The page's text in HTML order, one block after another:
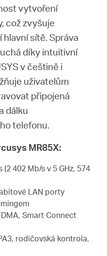
vytvoření
což zvyšuje
sítě. Správa
díky intuitivní
v češtině i
uživatelům
připojená
dálku
telefonu.
MR85X:
402 Mb/s v 5 GHz, 574
LAN porty
Smart Connect
rodičovská kontrola,